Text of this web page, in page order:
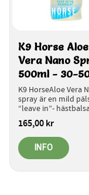
K9 Horse Aloe
Vera Nano
500ml - 30-
K9 HorseAloe Vera
spray är en mild
“leave in”-
snabb
kraftfull
165,00kr
INFO